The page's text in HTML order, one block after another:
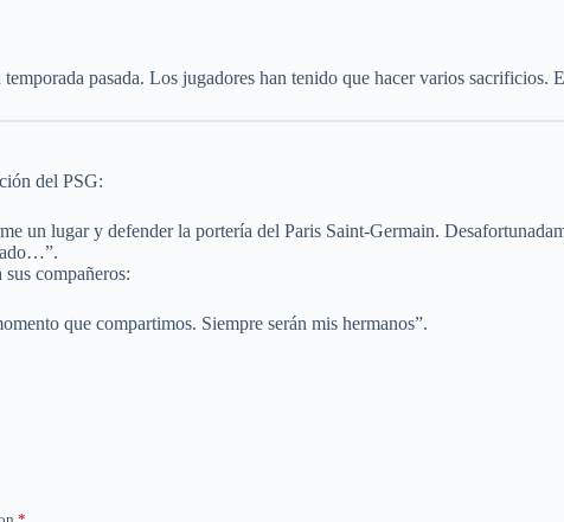
pasada. Los jugadores han tenido que hacer varios sacrificios.
del PSG:
un lugar y defender la portería del Paris Saint-Germain.
compañeros:
que compartimos. Siempre serán mis hermanos”.